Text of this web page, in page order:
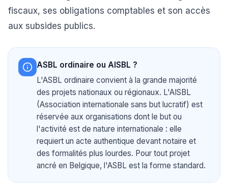
fiscaux, ses obligations comptables et son accès
aux subsides publics.
ASBL ordinaire ou AISBL ?
L'ASBL ordinaire convient à la grande majorité
des projets nationaux ou régionaux. L'AISBL
(Association internationale sans but lucratif) est
réservée aux organisations dont le but ou
l'activité est de nature internationale : elle
requiert un acte authentique devant notaire et
des formalités plus lourdes. Pour tout projet
ancré en Belgique, l'ASBL est la forme standard.